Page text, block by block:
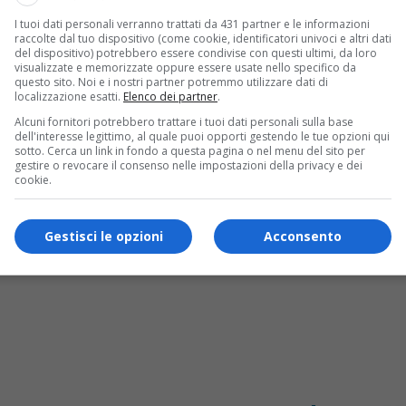
vicino alle baite, cresce l’allarme per la
il dramma è in Valsessera
I tuoi dati personali verranno trattati da 431 partner e le informazioni
raccolte dal tuo dispositivo (come cookie, identificatori univoci e altri dati
del dispositivo) potrebbero essere condivise con questi ultimi, da loro
visualizzate e memorizzate oppure essere usate nello specifico da
questo sito. Noi e i nostri partner potremmo utilizzare dati di
localizzazione esatti. Elenco dei partner.
Alcuni fornitori potrebbero trattare i tuoi dati personali sulla base
dell'interesse legittimo, al quale puoi opporti gestendo le tue opzioni qui
sotto. Cerca un link in fondo a questa pagina o nel menu del sito per
gestire o revocare il consenso nelle impostazioni della privacy e dei
cookie.
Acconsento
Gestisci le opzioni